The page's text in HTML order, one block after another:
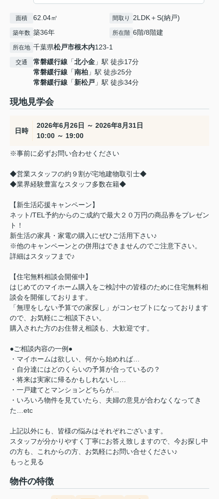
面積 62.04㎡ 間取り 2LDK＋S(納戸)
築年数 築36年 所在階 6階/8階建
所在地 千葉県松戸市根木内123-1
交通 常磐緩行線 「北小金 」駅 徒歩17分
常磐緩行線 「南柏 」駅 徒歩25分
常磐緩行線 「新松戸 」駅 徒歩34分
現地見学会
日時
2026年6月26日 ～ 2026年8月31日
10:00 ～ 19:00
※事前に必ずお問い合わせください
◆営業スタッフの約９割が宅地建物取引士◆
◆業界経験豊富なスタッフ多数在籍◆
【新生活応援キャンペーン】
ネット/TEL予約からのご成約で最大２０万円の商品券をプレゼン
ト！
新生活の家具・家電の購入にぜひご活用下さい♪
※他のキャンペーンとの併用はできませんのでご注意下さい。
詳細はスタッフまで♪
【住宅無料相談会開催中】
はじめてのマイホーム購入をご検討中の皆様のために住宅無料相
談会を開催しております。
「無理をしない予算での家探し」がコンセプトになっております
ので、お気軽にご相談下さい。
購入された方のお住替え相談も、大歓迎です。
●ご相談内容の一例●
・マイホームは欲しい、何から始めれば…
・自分達にはどのくらいの予算が合っているの？
・将来は実家に帰るかもしれないし…
・一戸建てとマンションどちらが…
・いろいろ物件を見ていたら、夫婦の意見が合わなくなってき
た…etc
上記以外にも、皆様の悩みはそれぞれございます。
スタッフが分かりやすく丁寧にお答え致しますので、今お探し中
の方も、これからの方、お気軽にお問い合せください♪
もっと見る
物件の特徴